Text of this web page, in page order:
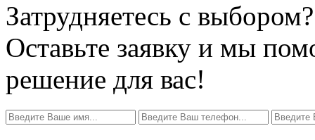
Затрудняетесь с выбором?
Оставьте заявку и мы
решение для вас!